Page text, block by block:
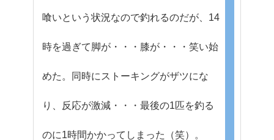
喰いという状況なので釣れるのだが、14
時を過ぎて脚が・・・膝が・・・笑い始
めた。同時にストーキングがザツにな
り、反応が激減・・・最後の1匹を釣る
のに1時間かかってしまった（笑）。